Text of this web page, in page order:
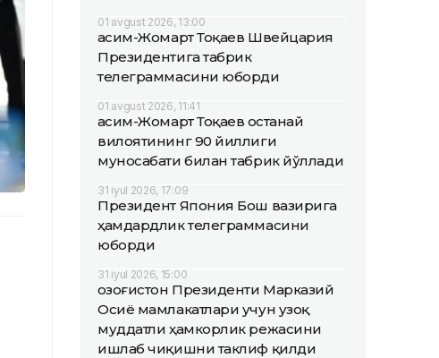
01 avgust 2026, 13:00
Қасим-Жомарт Тоқаев Швейцария
Президентига табрик
телеграммасини юборди
01 avgust 2026, 11:41
Қасим-Жомарт Тоқаев Қостанай
вилоятининг 90 йиллиги
муносабати билан табрик йўллади
31 iyul 2026, 17:09
Президент Япония Бош вазирига
ҳамдардлик телеграммасини
юборди
31 iyul 2026, 15:00
Қозоғистон Президенти Марказий
Осиё мамлакатлари учун узоқ
муддатли ҳамкорлик режасини
ишлаб чиқишни таклиф қилди